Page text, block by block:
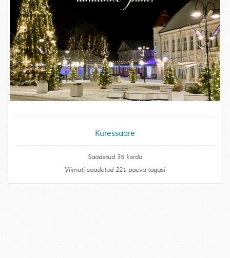
Kuressaare
Saadetud 35 korda
Viimati saadetud 221 päeva tagasi